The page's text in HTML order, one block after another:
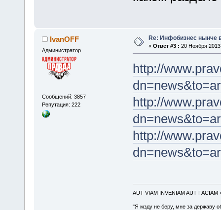
IvanOFF
Администратор
Сообщений: 3857
Репутация: 222
Re: Инфобизнес нынче
« Ответ #3 : 20 Ноября
http://
http://
http://
AUT VIAM INVENIAM AUT FACIAM
"Я мзду не беру, мне за державу